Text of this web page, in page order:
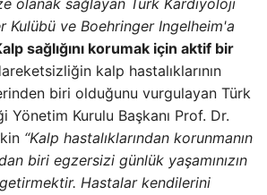
olanak sağlayan Türk Kardiyoloji
Kulübü ve Boehringer Ingelheim'a
sağlığını korumak için aktif bir
kalp hastalıklarının
biri olduğunu vurgulayan Türk
Yönetim Kurulu Başkanı Prof. Dr.
“Kalp hastalıklarından korunmanın
biri egzersizi günlük yaşamınızın
Hastalar kendilerini